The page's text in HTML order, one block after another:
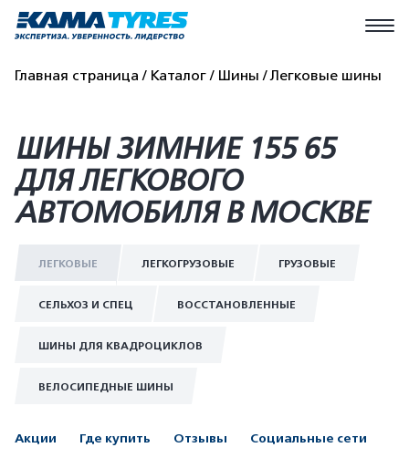
Главная страница Каталог Шины Легковые шины
ШИНЫ ЗИМНИЕ 155 65
ДЛЯ ЛЕГКОВОГО
АВТОМОБИЛЯ В МОСКВЕ
ЛЕГКОВЫЕ ЛЕГКОГРУЗОВЫЕ ГРУЗОВЫЕ
СЕЛЬХОЗ И СПЕЦ ВОССТАНОВЛЕННЫЕ
ШИНЫ ДЛЯ КВАДРОЦИКЛОВ
ВЕЛОСИПЕДНЫЕ ШИНЫ
Акции Где купить Отзывы Социальные сети